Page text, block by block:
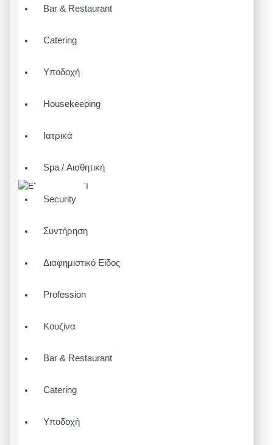
Bar & Restaurant
Catering
Υποδοχή
Housekeeping
Ιατρικά
Spa / Αισθητική
Security
Συντήρηση
Διαφημιστικό Είδος
Profession
Κουζίνα
Bar & Restaurant
Catering
Υποδοχή